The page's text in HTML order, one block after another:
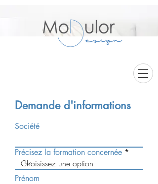
Demande d'informations
Société
Précisez la formation concernée
Prénom